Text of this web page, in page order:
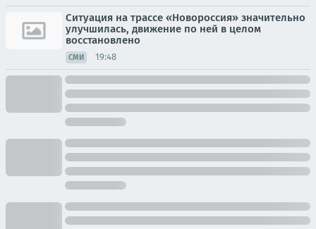
Ситуация на трассе «Новороссия» значительно
улучшилась, движение по ней в целом
восстановлено
СМИ 19:48